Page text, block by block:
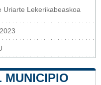
Uriarte Lekerikabeaskoa
MUNICIPIO